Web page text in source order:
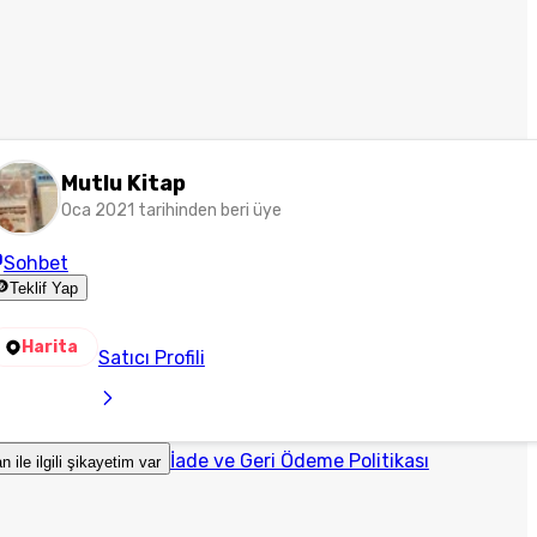
Mutlu Kitap
Oca 2021 tarihinden beri üye
Sohbet
Teklif Yap
Harita Satıcı Profili
ile ilgili şikayetim var İade ve Geri Ödeme Politikası